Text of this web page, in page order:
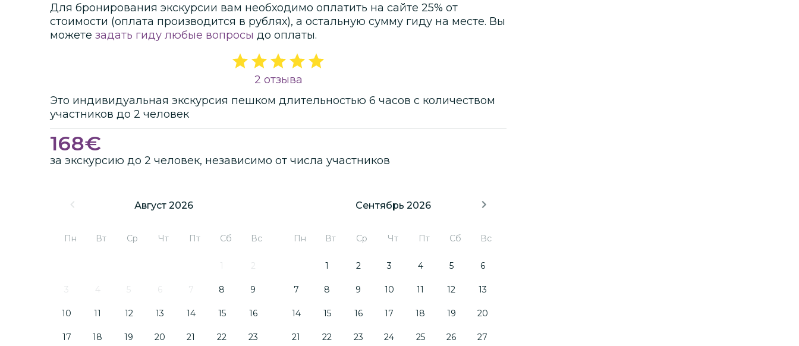
Для бронирования экскурсии вам необходимо оплатить на сайте 25% от
стоимости (оплата производится в рублях), а остальную сумму гиду на месте. Вы
можете задать гиду любые вопросы до оплаты.
2 отзыва
Это индивидуальная экскурсия пешком длительностью 6 часов с количеством
участников до 2 человек
168€
за экскурсию до 2 человек, независимо от числа участников
Август 2026
Пн Вт Ср Чт Пт Сб Вс
1 2
3 4 5 6 7 8 9
10 11 12 13 14 15 16
17 18 19 20 21 22 23
Сентябрь 2026
Пн Вт Ср Чт Пт Сб Вс
1 2 3 4 5 6
7 8 9 10 11 12 13
14 15 16 17 18 19 20
21 22 23 24 25 26 27